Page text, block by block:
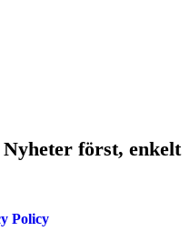
först, enkelt
Policy